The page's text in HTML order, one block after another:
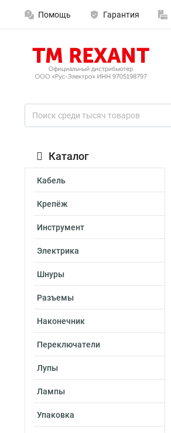
Помощь Гарантия
Каталог
Кабель
Крепёж
Инструмент
Электрика
Шнуры
Разъемы
Наконечник
Переключатели
Лупы
Лампы
Упаковка